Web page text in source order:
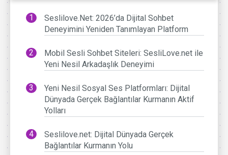
Seslilove.Net: 2026’da Dijital Sohbet
Deneyimini Yeniden Tanımlayan Platform
Mobil Sesli Sohbet Siteleri: SesliLove.net ile
Yeni Nesil Arkadaşlık Deneyimi
Yeni Nesil Sosyal Ses Platformları: Dijital
Dünyada Gerçek Bağlantılar Kurmanın Aktif
Yolları
Seslilove.net: Dijital Dünyada Gerçek
Bağlantılar Kurmanın Yolu